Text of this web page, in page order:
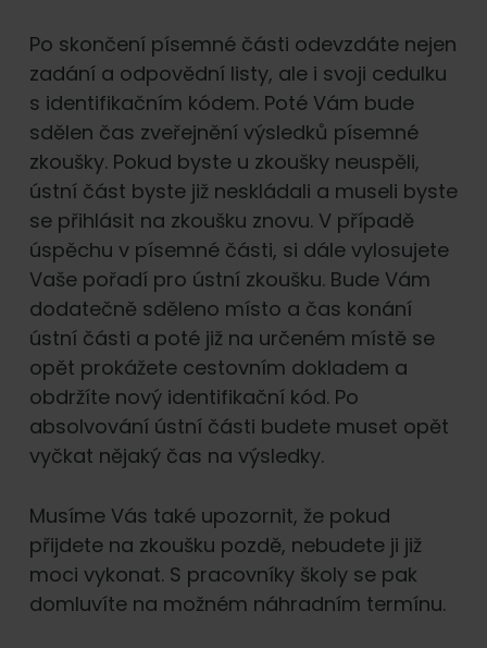
Po skončení písemné části odevzdáte nejen
zadání a odpovědní listy, ale i svoji cedulku
s identifikačním kódem. Poté Vám bude
sdělen čas zveřejnění výsledků písemné
zkoušky. Pokud byste u zkoušky neuspěli,
ústní část byste již neskládali a museli byste
se přihlásit na zkoušku znovu. V případě
úspěchu v písemné části, si dále vylosujete
Vaše pořadí pro ústní zkoušku. Bude Vám
dodatečně sděleno místo a čas konání
ústní části a poté již na určeném místě se
opět prokážete cestovním dokladem a
obdržíte nový identifikační kód. Po
absolvování ústní části budete muset opět
vyčkat nějaký čas na výsledky.
Musíme Vás také upozornit, že pokud
přijdete na zkoušku pozdě, nebudete ji již
moci vykonat. S pracovníky školy se pak
domluvíte na možném náhradním termínu.